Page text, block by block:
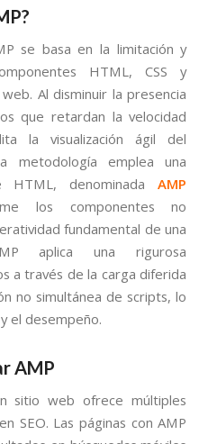
se basa en la limitación y
HTML, CSS y
Al disminuir la presencia
que retardan la velocidad
la visualización ágil del
metodología emplea una
HTML, denominadaAMP
los componentes no
fundamental de una
aplica una rigurosa
a través de la carga diferida
no simultánea de scripts, lo
el desempeño.
AMP
sitio web ofrece múltiples
SEO. Las páginas con AMP